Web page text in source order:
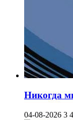
Никогда
04-08-2026 3